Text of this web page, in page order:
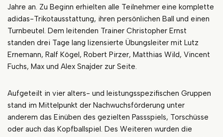
Jahre an. Zu Beginn erhielten alle Teilnehmer eine komplette
adidas-Trikotausstattung, ihren persönlichen Ball und einen
Turnbeutel. Dem leitenden Trainer Christopher Ernst
standen drei Tage lang lizensierte Übungsleiter mit Lutz
Ernemann, Ralf Kögel, Robert Pirzer, Matthias Wild, Vincent
Fuchs, Max und Alex Snajder zur Seite.
Aufgeteilt in vier alters- und leistungsspezifischen Gruppen
stand im Mittelpunkt der Nachwuchsförderung unter
anderem das Einüben des gezielten Passspiels, Torschüsse
oder auch das Kopfballspiel. Des Weiteren wurden die